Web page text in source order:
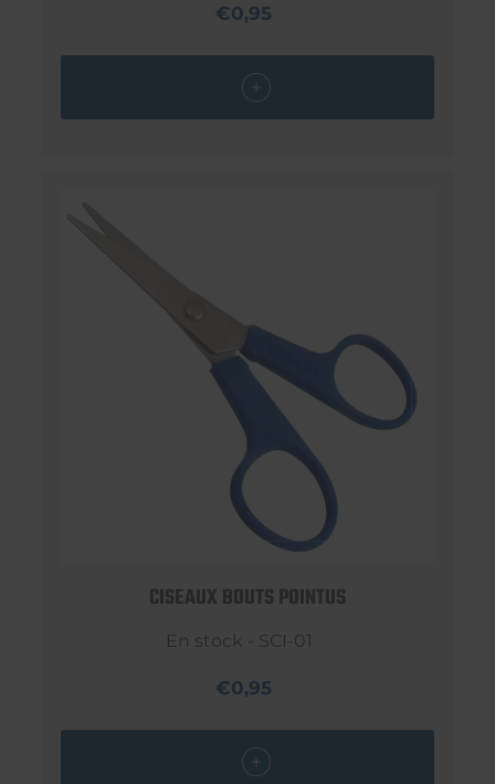
€0,95
CISEAUX BOUTS POINTUS
En stock - SCI-01
€0,95